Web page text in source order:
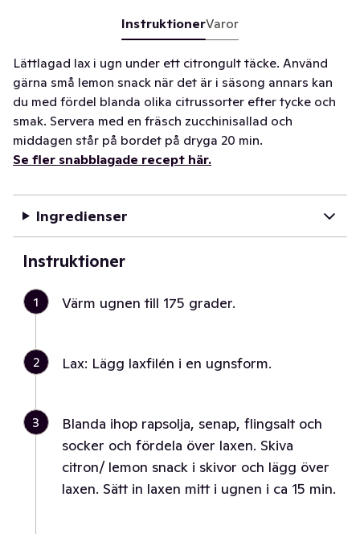
InstruktionerVaror
Lättlagad lax i ugn under ett citrongult täcke. Använd
gärna små lemon snack när det är i säsong annars kan
du med fördel blanda olika citrussorter efter tycke och
smak. Servera med en fräsch zucchinisallad och
middagen står på bordet på dryga 20 min.
Se fler snabblagade recept här.
Ingredienser
Instruktioner
1 Värm ugnen till 175 grader.
2 Lax: Lägg laxfilén i en ugnsform.
3
Blanda ihop rapsolja, senap, flingsalt och
socker och fördela över laxen. Skiva
citron/ lemon snack i skivor och lägg över
laxen. Sätt in laxen mitt i ugnen i ca 15 min.